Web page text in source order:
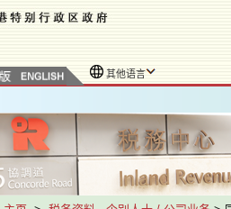
其他语言